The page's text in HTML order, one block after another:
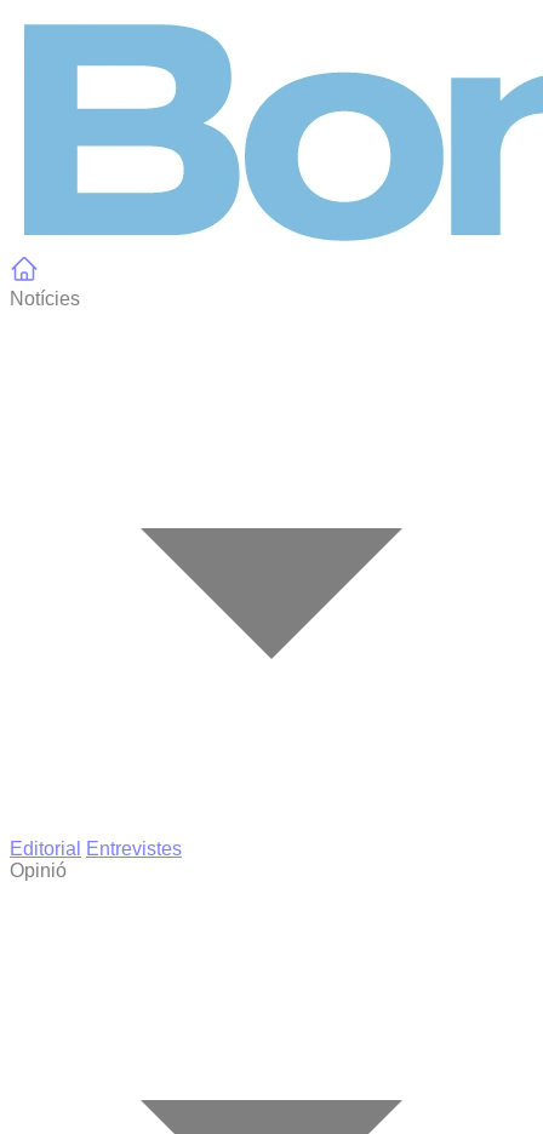
Notícies
Editorial
Entrevistes
Opinió